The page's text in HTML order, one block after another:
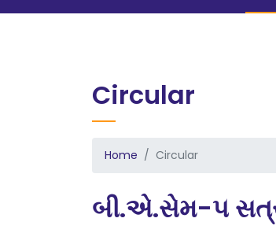
Circular
Home Circular
બી.એ.સેમ-૫